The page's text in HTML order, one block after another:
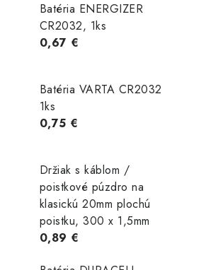
Batéria ENERGIZER
CR2032, 1ks
0,67 €
Batéria VARTA CR2032
1ks
0,75 €
Držiak s káblom /
poistkové púzdro na
klasickú 20mm plochú
poistku, 300 x 1,5mm
0,89 €